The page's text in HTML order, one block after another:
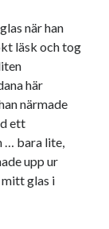
när han
läsk och tog
här
närmade
ett
… bara lite,
upp ur
mitt glas i